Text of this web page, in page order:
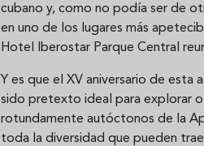
cubano y, como no podía ser de
en uno de los lugares más
Hotel Iberostar Parque Central
Y es que el XV aniversario de esta
sido pretexto ideal para explorar
rotundamente autóctonos de la
toda la diversidad que pueden